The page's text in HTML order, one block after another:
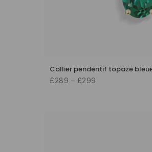
Collier pendentif topaze
£289 – £299